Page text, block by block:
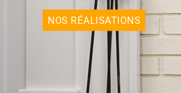
NOS RÉALISATIONS